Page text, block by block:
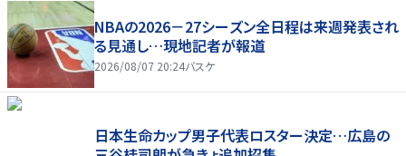
NBAの2026－27シーズン全日程は来週発表され
る見通し…現地記者が報道
2026/08/07 20:24バスケ
日本生命カップ男子代表ロスター決定…広島の